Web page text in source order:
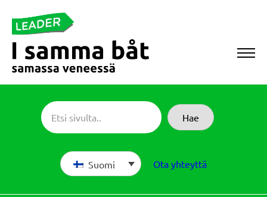
suoraan
sisältöön
Sameboat
Hae
Ota yhteyttä
Suomi